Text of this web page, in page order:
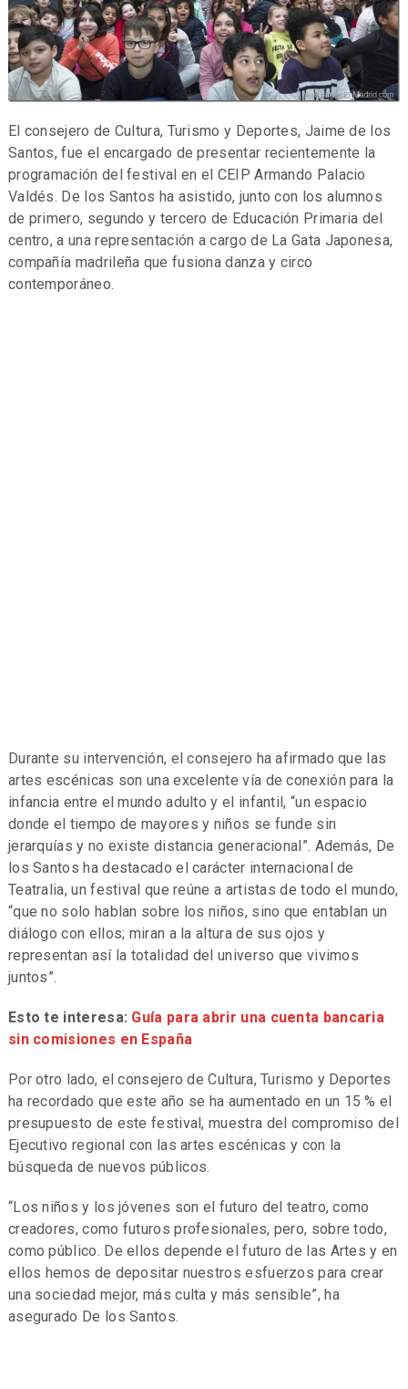
El consejero de Cultura, Turismo y Deportes, Jaime de los
Santos, fue el encargado de presentar recientemente la
programación del festival en el CEIP Armando Palacio
Valdés. De los Santos ha asistido, junto con los alumnos
de primero, segundo y tercero de Educación Primaria del
centro, a una representación a cargo de La Gata Japonesa,
compañía madrileña que fusiona danza y circo
contemporáneo.
Durante su intervención, el consejero ha afirmado que las
artes escénicas son una excelente vía de conexión para la
infancia entre el mundo adulto y el infantil, “un espacio
donde el tiempo de mayores y niños se funde sin
jerarquías y no existe distancia generacional”. Además, De
los Santos ha destacado el carácter internacional de
Teatralia, un festival que reúne a artistas de todo el mundo,
“que no solo hablan sobre los niños, sino que entablan un
diálogo con ellos; miran a la altura de sus ojos y
representan así la totalidad del universo que vivimos
juntos”.
Esto te interesa: Guía para abrir una cuenta bancaria
sin comisiones en España
Por otro lado, el consejero de Cultura, Turismo y Deportes
ha recordado que este año se ha aumentado en un 15 % el
presupuesto de este festival, muestra del compromiso del
Ejecutivo regional con las artes escénicas y con la
búsqueda de nuevos públicos.
“Los niños y los jóvenes son el futuro del teatro, como
creadores, como futuros profesionales, pero, sobre todo,
como público. De ellos depende el futuro de las Artes y en
ellos hemos de depositar nuestros esfuerzos para crear
una sociedad mejor, más culta y más sensible”, ha
asegurado De los Santos.